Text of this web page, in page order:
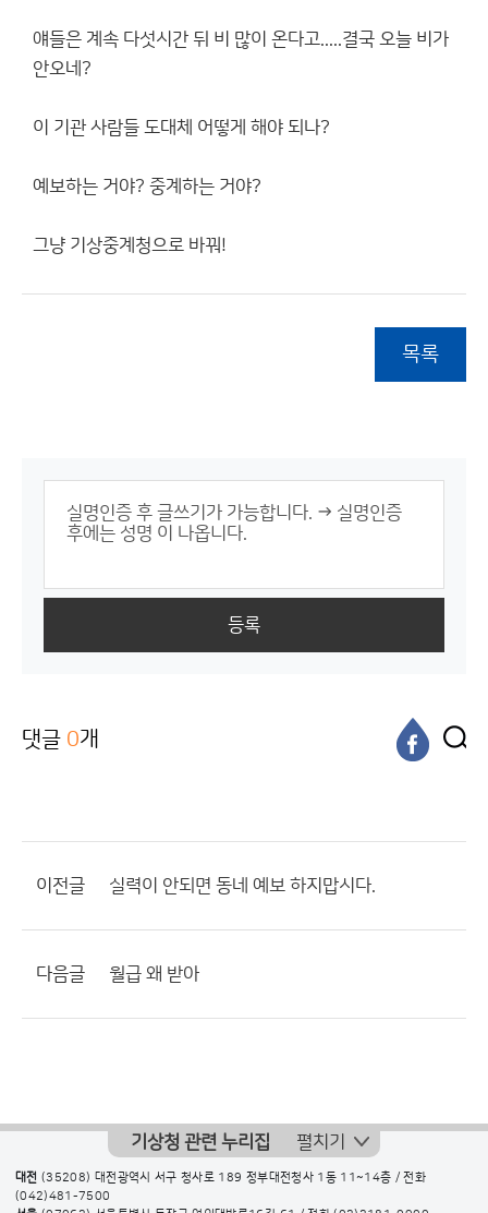
얘들은 계속 다섯시간 뒤 비 많이 온다고.....결국 오늘 비가
안오네?
이 기관 사람들 도대체 어떻게 해야 되나?
예보하는 거야? 중계하는 거야?
그냥 기상중계청으로 바꿔!
목록
등록
댓글 0개
이전글 실력이 안되면 동네 예보 하지맙시다.
다음글 월급 왜 받아
기상청 관련 누리집 펼치기
대전 (35208) 대전광역시 서구 청사로 189 정부대전청사 1동 11~14층 / 전화
(042)481-7500